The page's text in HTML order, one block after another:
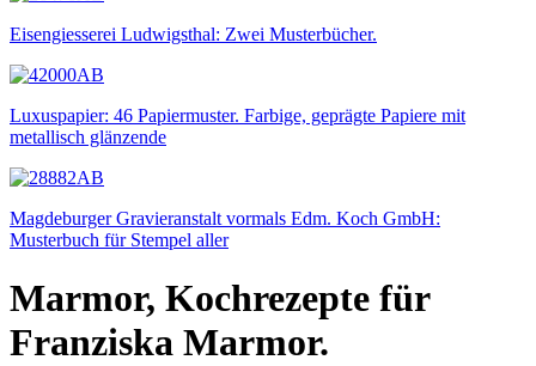
Eisengiesserei Ludwigsthal: Zwei Musterbücher.
Luxuspapier: 46 Papiermuster. Farbige, geprägte Papiere mit
metallisch glänzende
Magdeburger Gravieranstalt vormals Edm. Koch GmbH:
Musterbuch für Stempel aller
Marmor, Kochrezepte für
Franziska Marmor.